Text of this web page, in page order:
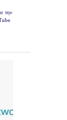
την